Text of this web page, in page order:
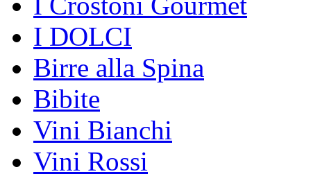
I DOLCI
Birre alla Spina
Bibite
Vini Bianchi
Vini Rossi